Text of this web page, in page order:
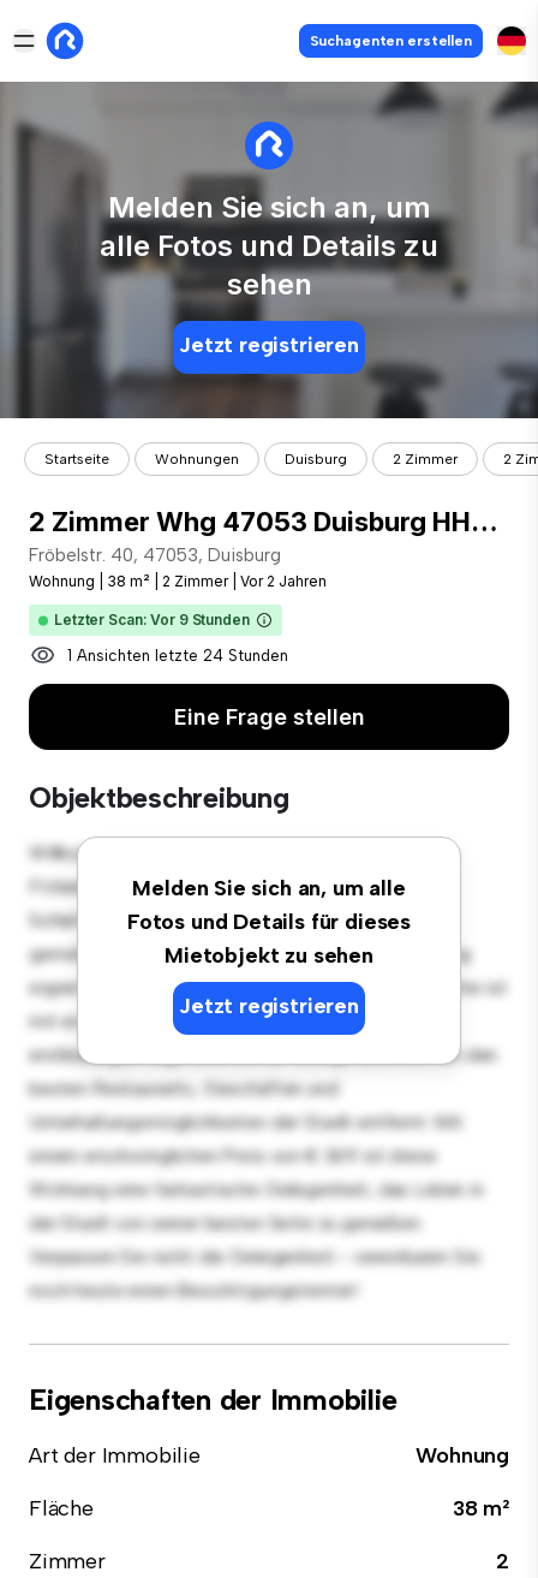
Suchagenten erstellen
Melden Sie sich an, um
alle Fotos und Details zu
sehen
Jetzt registrieren
Startseite Wohnungen Duisburg 2 Zimmer 2
2 Zimmer Whg 47053 Duisburg HHU+UDE Rheinpark vor der Tür (Wohnungen Duisburg)
Fröbelstr. 40, 47053, Duisburg
Wohnung 38 m² 2 Zimmer Vor 2 Jahren
Letzter Scan: Vor 9 Stunden
1 Ansichten letzte 24 Stunden
Eine Frage stellen
Objektbeschreibung
Melden Sie sich an, um alle
Fotos und Details für dieses
Mietobjekt zu sehen
Jetzt registrieren
Willkommen in Ihrem neuen urbanen Rückzugsort in
Fröbelstr. 40, 47053, Duisburg! Diese moderne 2
Schlafzimmer-Wohnung bietet einen stilvollen und
gemütlichen Lebensraum. Die offene Raumaufteilung
eignet sich perfekt für Gäste, und die elegante Küche ist
mit erstklassigen Geräten ausgestattet. Dank der
erstklassigen Lage sind Sie nur wenige Schritte von den
besten Restaurants, Geschäften und
Unterhaltungsmöglichkeiten der Stadt entfernt. Mit
einem erschwinglichen Preis von € 369 ist diese
Wohnung eine fantastische Gelegenheit, das Leben in
der Stadt von seiner besten Seite zu genießen.
Verpassen Sie nicht die Gelegenheit - vereinbaren Sie
noch heute einen Besichtigungstermin!
Eigenschaften der Immobilie
Art der Immobilie
Wohnung
Fläche
38 m²
Zimmer
2